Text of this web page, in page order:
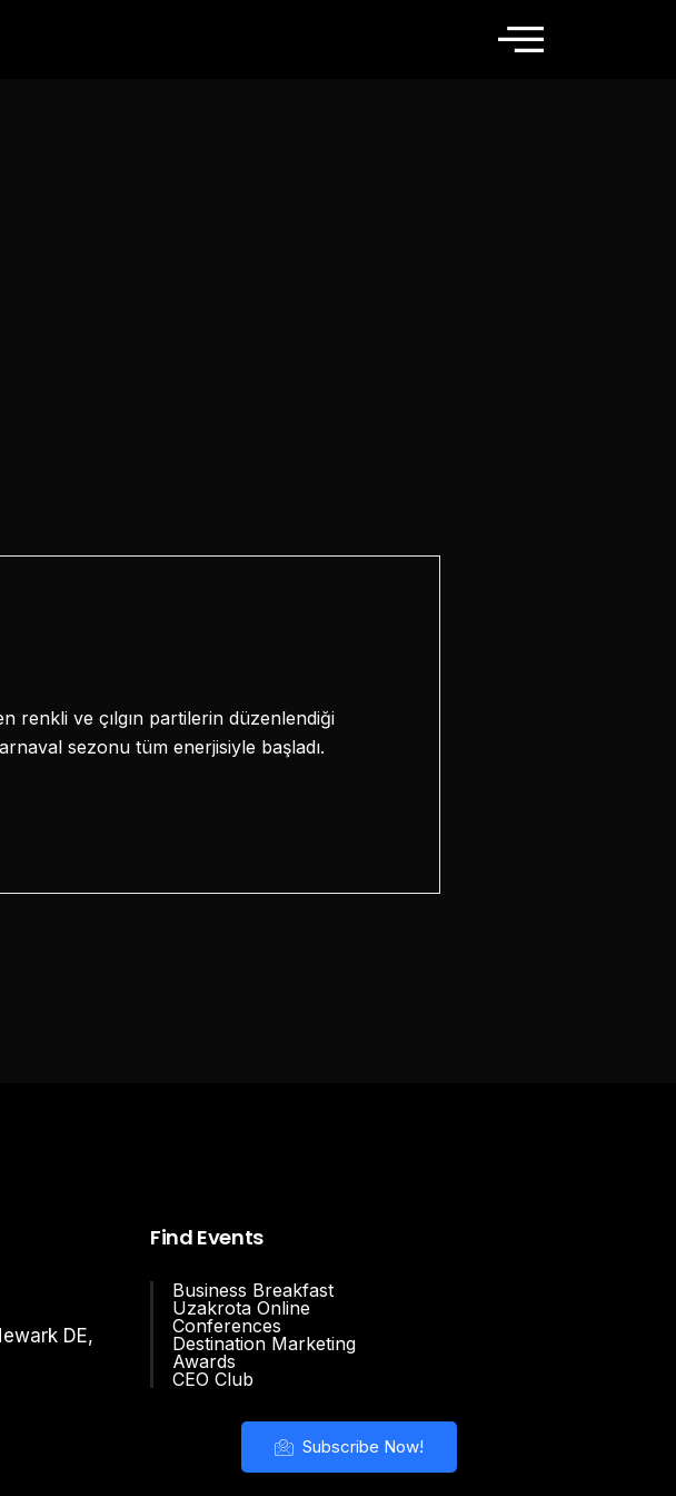
renkli ve çılgın partilerin düzenlendiği
sezonu tüm enerjisiyle başladı.
DE,
Find Events
Business Breakfast
Uzakrota Online
Conferences
Destination Marketing
Awards
CEO Club
Subscribe Now!